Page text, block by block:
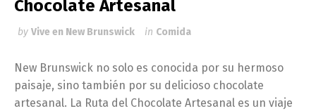
Chocolate Artesanal
by Vive en New Brunswick in Comida
New Brunswick no solo es conocida por su hermoso
paisaje, sino también por su delicioso chocolate
artesanal. La Ruta del Chocolate Artesanal es un viaje